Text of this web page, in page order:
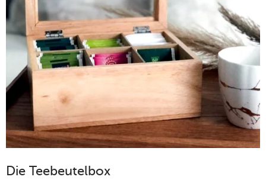
Die Teebeutelbox